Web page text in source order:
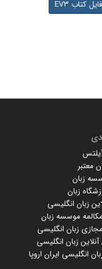
فایل کتاب EV3
معتبر
زبان
زبان
زبان انگلیسی
موسسه زبان
زبان انگلیسی
زبان انگلیسی
انگلیسی ایران اروپا